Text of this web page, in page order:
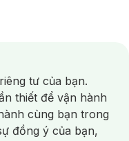
Hơi /Nước Rửa Tay/
/Bàn Chải Điện/
/ Nước Súc Miệng/
Sinh/Dưỡng Vùng Kín/
/Bọt Cạo Râu /Dao Cạo Râu/
tư của bạn.
thiết để vận hành
cùng bạn trong
đồng ý của bạn,